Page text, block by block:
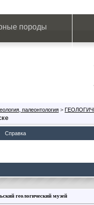
породы
палеонтология >
Справка
геологический музей